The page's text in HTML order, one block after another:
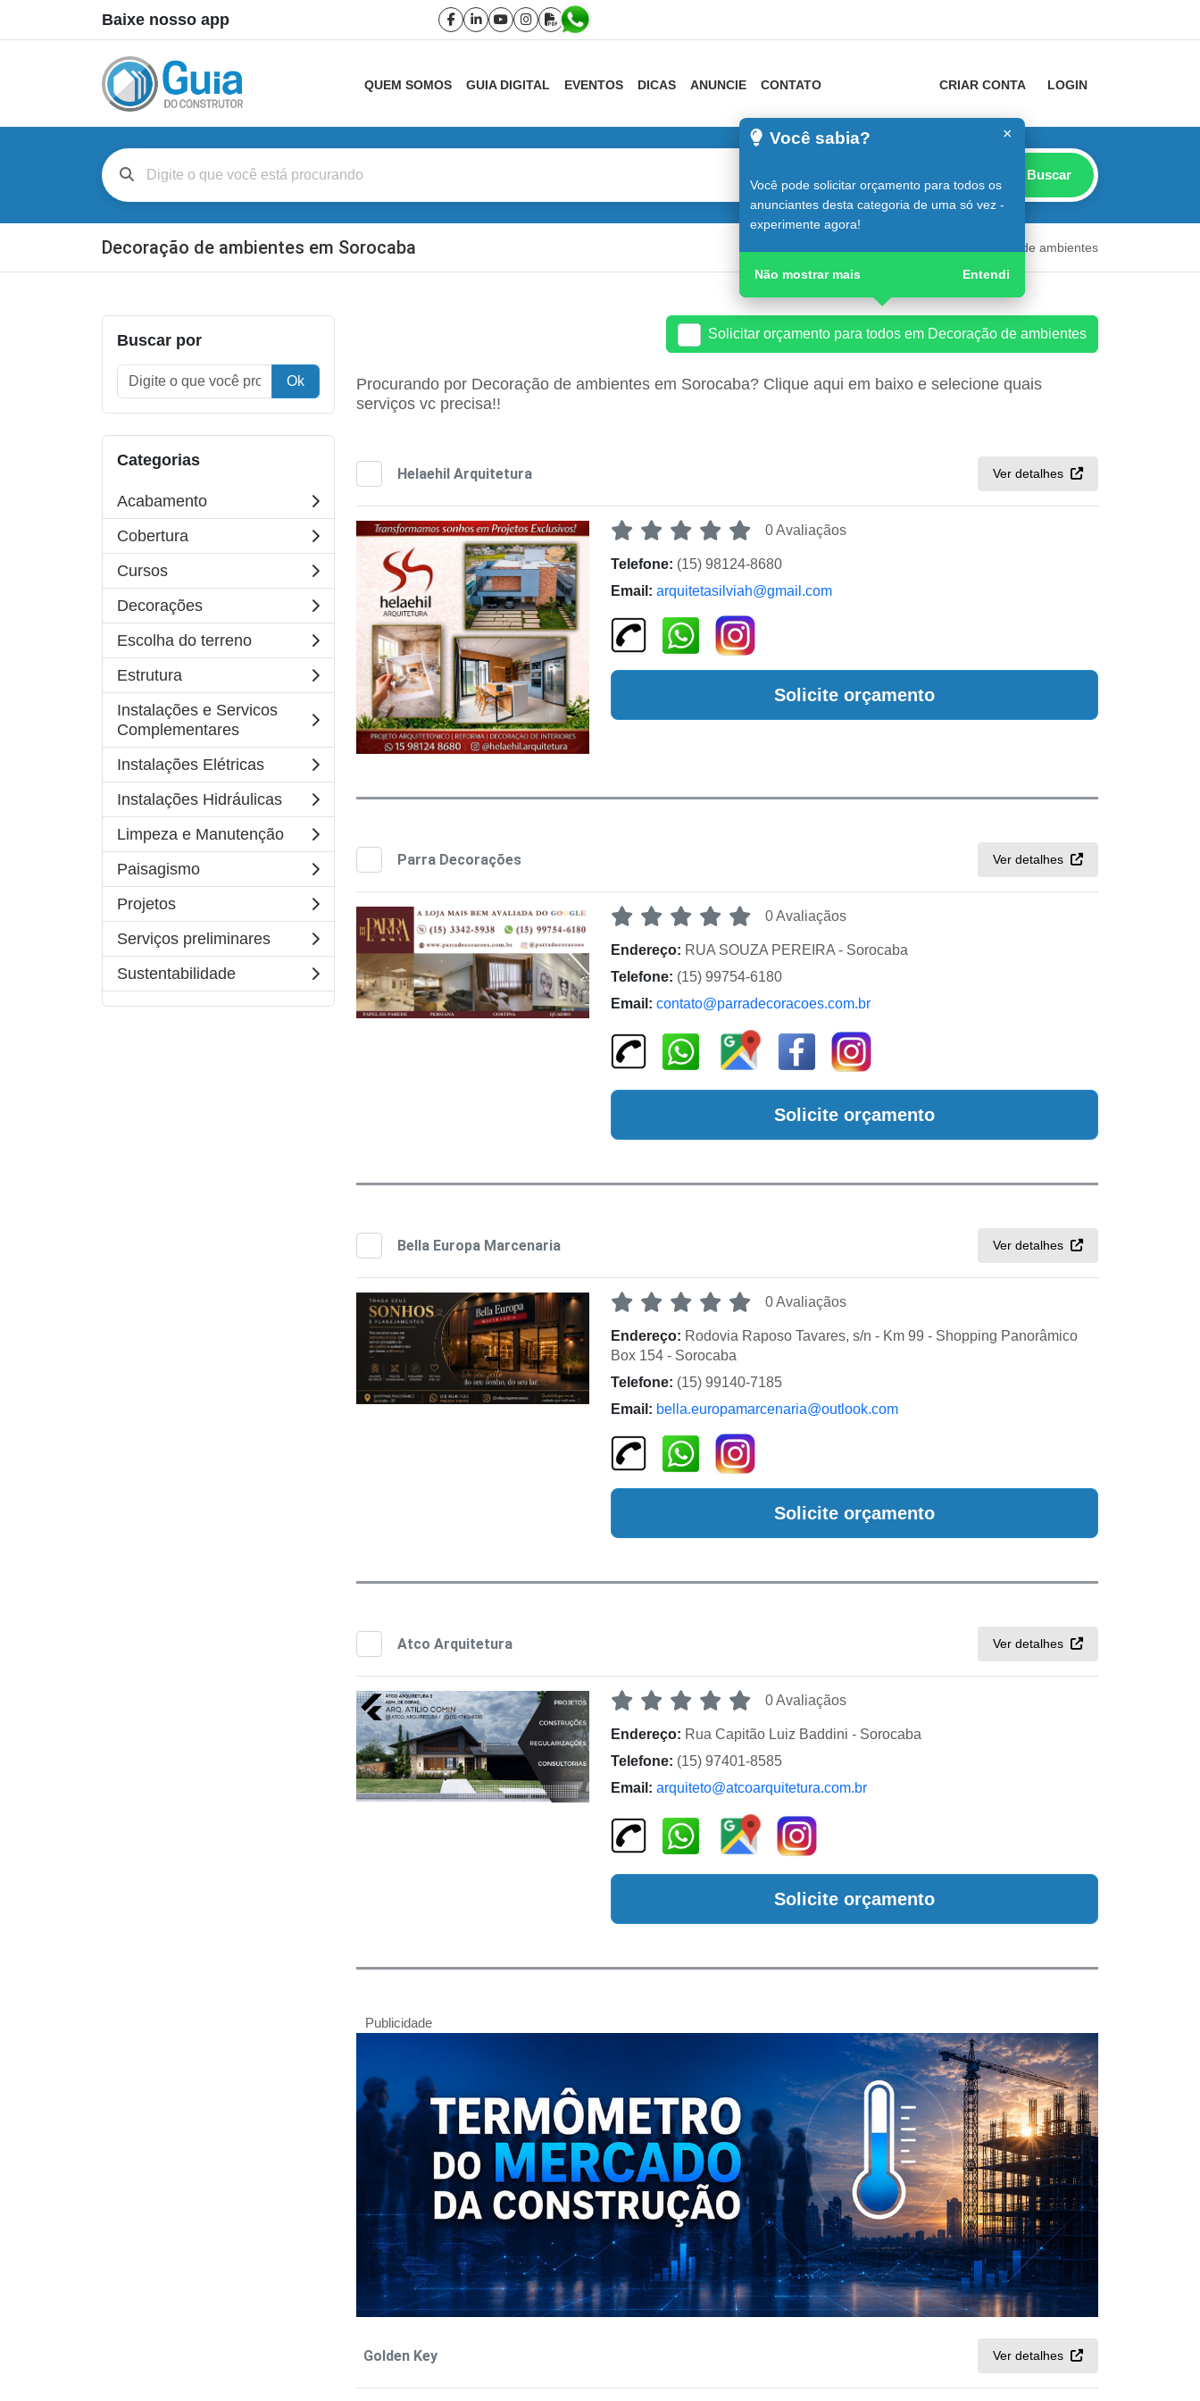
Baixe nosso app
QUEM SOMOS GUIA DIGITAL EVENTOS DICAS ANUNCIE CONTATO CRIAR CONTA LOGIN
Buscar
Decoração de ambientes em Sorocaba Decoração de ambientes
Buscar por
Ok
Categorias
Acabamento
Cobertura
Cursos
Decorações
Escolha do terreno
Estrutura
Instalações e Servicos
Complementares
Instalações Elétricas
Instalações Hidráulicas
Limpeza e Manutenção
Paisagismo
Projetos
Serviços preliminares
Sustentabilidade
Solicitar orçamento para todos em Decoração de ambientes
×
Você sabia?
Você pode solicitar orçamento para todos os
anunciantes desta categoria de uma só vez -
experimente agora!
Não mostrar mais Entendi
Procurando por Decoração de ambientes em Sorocaba? Clique aqui em baixo e selecione quais
serviços vc precisa!!
Helaehil Arquitetura Ver detalhes
0 Avaliaçãos
Telefone: (15) 98124-8680
Email: arquitetasilviah@gmail.com
Solicite orçamento
Parra Decorações Ver detalhes
0 Avaliaçãos
Endereço: RUA SOUZA PEREIRA - Sorocaba
Telefone: (15) 99754-6180
Email: contato@parradecoracoes.com.br
Solicite orçamento
Bella Europa Marcenaria Ver detalhes
0 Avaliaçãos
Endereço: Rodovia Raposo Tavares, s/n - Km 99 - Shopping Panorâmico
Box 154 - Sorocaba
Telefone: (15) 99140-7185
Email: bella.europamarcenaria@outlook.com
Solicite orçamento
Atco Arquitetura Ver detalhes
0 Avaliaçãos
Endereço: Rua Capitão Luiz Baddini - Sorocaba
Telefone: (15) 97401-8585
Email: arquiteto@atcoarquitetura.com.br
Solicite orçamento
Publicidade
Golden Key Ver detalhes